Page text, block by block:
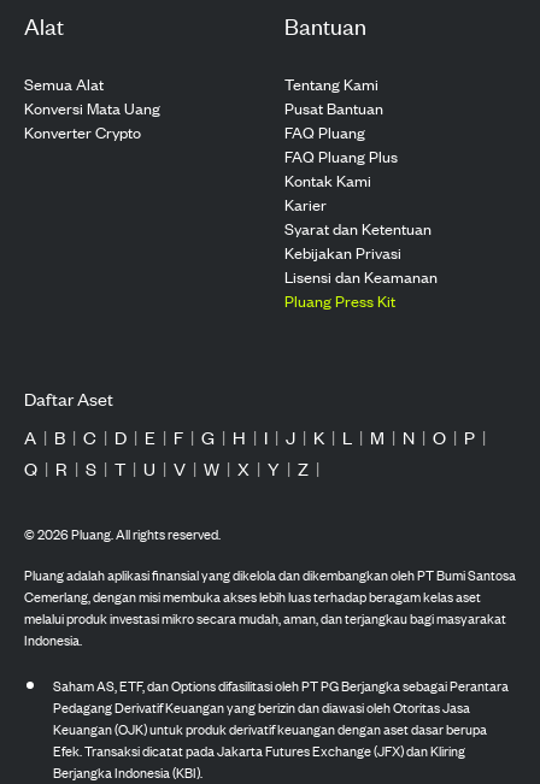
Alat
Semua Alat
Konversi Mata Uang
Konverter Crypto
Bantuan
Tentang Kami
Pusat Bantuan
FAQ Pluang
FAQ Pluang Plus
Kontak Kami
Karier
Syarat dan Ketentuan
Kebijakan Privasi
Lisensi dan Keamanan
Pluang Press Kit
Daftar Aset
A | B | C | D | E | F | G | H | I | J | K | L | M | N | O | P |
Q | R | S | T | U | V | W | X | Y | Z |
©2026Pluang. All rights reserved.
Pluang adalah aplikasi finansial yang dikelola dan dikembangkan oleh PT Bumi Santosa
Cemerlang, dengan misi membuka akses lebih luas terhadap beragam kelas aset
melalui produk investasi mikro secara mudah, aman, dan terjangkau bagi masyarakat
Indonesia.
Saham AS, ETF, dan Options difasilitasi oleh PT PG Berjangka sebagai Perantara
Pedagang Derivatif Keuangan yang berizin dan diawasi oleh Otoritas Jasa
Keuangan (OJK) untuk produk derivatif keuangan dengan aset dasar berupa
Efek. Transaksi dicatat pada Jakarta Futures Exchange (JFX) dan Kliring
Berjangka Indonesia (KBI).